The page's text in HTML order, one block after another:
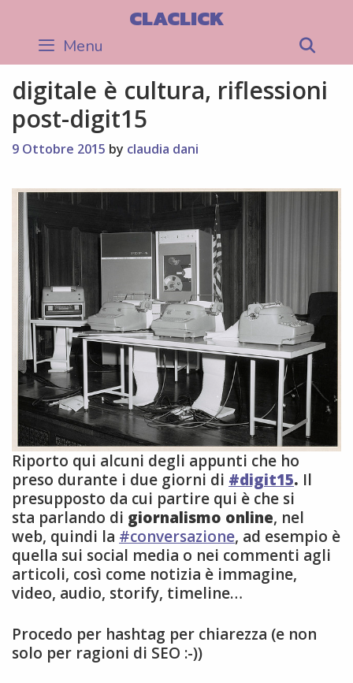
content
CLACLICK
Menu
digitale è cultura, riflessioni
post-digit15
9 Ottobre 2015 by claudia dani
Riporto qui alcuni degli appunti che ho
preso durante i due giorni di #digit15. Il
presupposto da cui partire qui è che si
sta parlando di giornalismo online, nel
web, quindi la #conversazione, ad esempio è
quella sui social media o nei commenti agli
articoli, così come notizia è immagine,
video, audio, storify, timeline…
Procedo per hashtag per chiarezza (e non
solo per ragioni di SEO :-))